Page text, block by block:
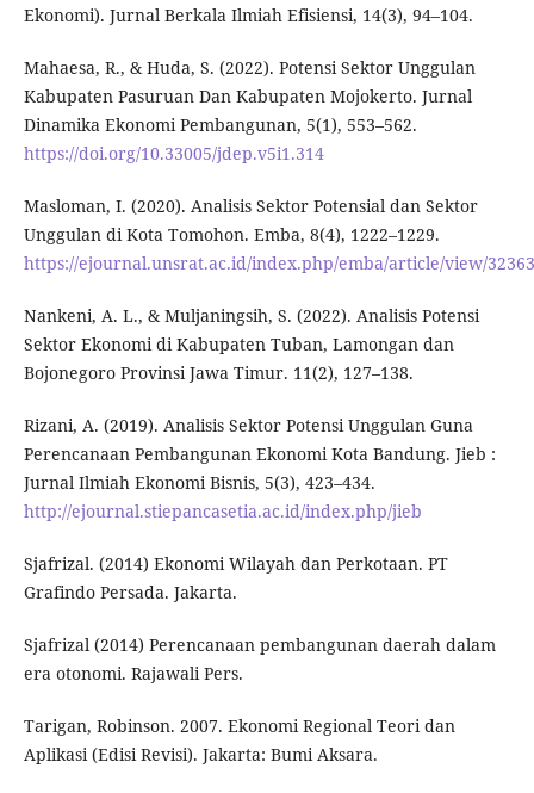
Ekonomi). Jurnal Berkala Ilmiah Efisiensi, 14(3), 94–104.
Mahaesa, R., & Huda, S. (2022). Potensi Sektor Unggulan
Kabupaten Pasuruan Dan Kabupaten Mojokerto. Jurnal
Dinamika Ekonomi Pembangunan, 5(1), 553–562.
https://doi.org/10.33005/jdep.v5i1.314
Masloman, I. (2020). Analisis Sektor Potensial dan Sektor
Unggulan di Kota Tomohon. Emba, 8(4), 1222–1229.
https://ejournal.unsrat.ac.id/index.php/emba/article/view/32363
Nankeni, A. L., & Muljaningsih, S. (2022). Analisis Potensi
Sektor Ekonomi di Kabupaten Tuban, Lamongan dan
Bojonegoro Provinsi Jawa Timur. 11(2), 127–138.
Rizani, A. (2019). Analisis Sektor Potensi Unggulan Guna
Perencanaan Pembangunan Ekonomi Kota Bandung. Jieb :
Jurnal Ilmiah Ekonomi Bisnis, 5(3), 423–434.
http://ejournal.stiepancasetia.ac.id/index.php/jieb
Sjafrizal. (2014) Ekonomi Wilayah dan Perkotaan. PT
Grafindo Persada. Jakarta.
Sjafrizal (2014) Perencanaan pembangunan daerah dalam
era otonomi. Rajawali Pers.
Tarigan, Robinson. 2007. Ekonomi Regional Teori dan
Aplikasi (Edisi Revisi). Jakarta: Bumi Aksara.